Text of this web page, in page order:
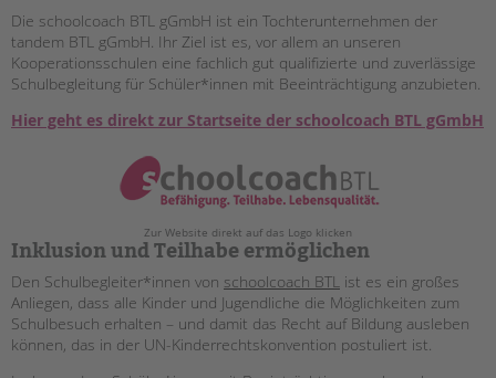
Grundschulen
Oberschulen
Förderzentren
Kollegs
EFöB
Tagesgruppen
HILFEN ZUR ERZIEHUNG
BETREUTES WOHNEN
Suchen
Die schoolcoach BTL gGmbH ist ein Tochterunternehmen der
tandem BTL gGmbH. Ihr Ziel ist es, vor allem an unseren
Kooperationsschulen eine fachlich gut qualifizierte und zuverlässige
Schulbegleitung für Schüler*innen mit Beeinträchtigung anzubieten.
Hier geht es direkt zur Startseite der schoolcoach BTL gGmbH
Zur Website direkt auf das Logo klicken
Inklusion und Teilhabe ermöglichen
Den Schulbegleiter*innen von schoolcoach BTL ist es ein großes
Anliegen, dass alle Kinder und Jugendliche die Möglichkeiten zum
Schulbesuch erhalten – und damit das Recht auf Bildung ausleben
können, das in der UN-Kinderrechtskonvention postuliert ist.